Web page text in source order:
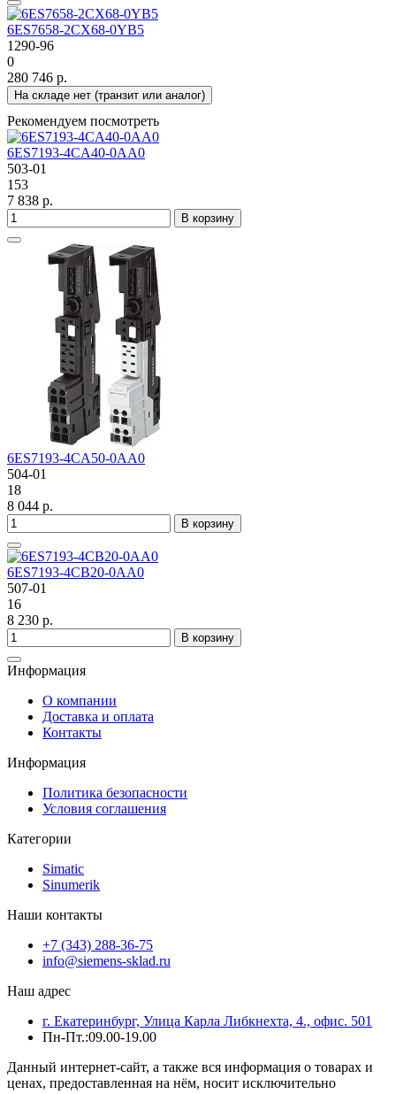
6ES7658-2CX68-0YB5
1290-96
0
280 746 р.
На складе нет (транзит или аналог)
Рекомендуем посмотреть
6ES7193-4CA40-0AA0
503-01
153
7 838 р.
В корзину
6ES7193-4CA50-0AA0
504-01
18
8 044 р.
В корзину
6ES7193-4CB20-0AA0
507-01
16
8 230 р.
В корзину
Информация
О компании
Доставка и оплата
Контакты
Информация
Политика безопасности
Условия соглашения
Категории
Simatic
Sinumerik
Наши контакты
+7 (343) 288-36-75
info@siemens-sklad.ru
Наш адрес
г. Екатеринбург, Улица Карла Либкнехта, 4., офис. 501
Пн-Пт.:09.00-19.00
Данный интернет-сайт, а также вся информация о товарах и
ценах, предоставленная на нём, носит исключительно